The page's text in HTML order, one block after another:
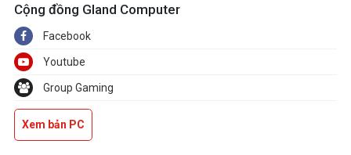
Cộng đồng Gland Computer
Facebook
Youtube
Group Gaming
Xem bản PC